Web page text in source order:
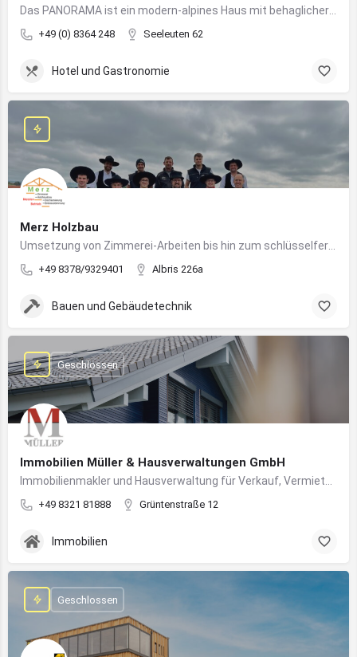
+49 (0) 8364 248 Seeleuten 62
Hotel und Gastronomie
Merz Holzbau
+49 8378/9329401 Albris 226a
Bauen und Gebäudetechnik
Immobilien Müller & Hausverwaltungen GmbH
+49 8321 81888 Grüntenstraße 12
Geschlossen
Immobilien
Geschlossen